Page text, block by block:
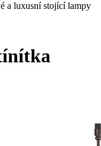
a luxusní stojící lampy